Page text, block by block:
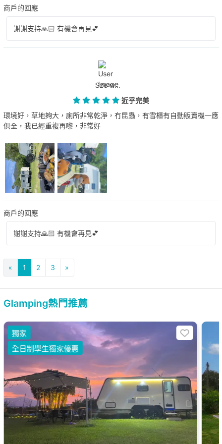
商戶的回應
謝謝支持🙏🏻 有機會再見💕
Sze w...
近乎完美
環境好，草地夠大，廁所非常乾淨，冇昆蟲，有雪櫃有自動販賣機一應
俱全，我已經重複再嚟，非常好
商戶的回應
謝謝支持🙏🏻 有機會再見💕
« 1 2 3 »
Glamping熱門推薦
獨家
全日制學生獨家優惠